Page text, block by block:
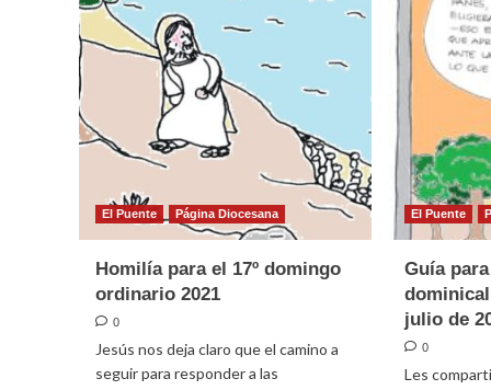
domingo
ordinario
2021
la
en
familia
de
de
El Puente Página Diocesana
Homilía para el 17º domingo
ordinario 2021
0
Jesús nos deja claro que el camino a
seguir para responder a las
El Puente
Guía
julio de
0
Les